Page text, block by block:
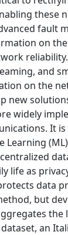
these
fault
on
and
on the
new
widely
It
life as
data
but
an